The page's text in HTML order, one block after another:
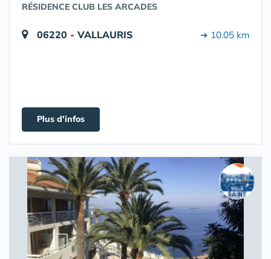
RÉSIDENCE CLUB LES ARCADES
06220 - VALLAURIS ➔ 10.05 km
Plus d'infos